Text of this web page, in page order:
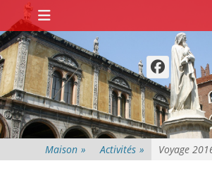
Passer
au
contenu
Premier menu
Maison » Activités » Voyage